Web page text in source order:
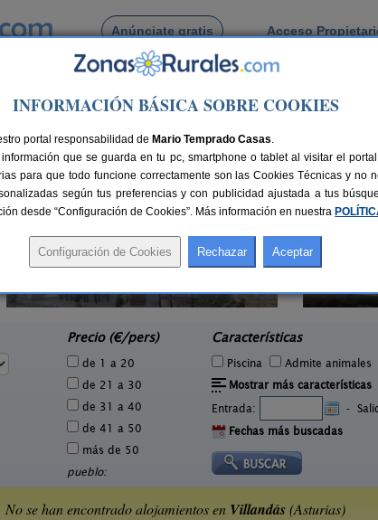
Anúnciate gratis Acceso
Busca por pueblo
El Pajar de Pumarega
Precio (€/pers)
de 1 a 20
de 21 a 30
de 31 a 40
de 41 a 50
más de 50
pueblo:
Características
Piscina Admite animales
Mostrar más características
Entrada:
-
Fechas más buscadas
No se han encontrado alojamientos en Villandás(Asturias)
INFORMACIÓN BÁSICA SOBRE COOKIES
portal responsabilidad de Mario Temprado Casas.
que se guarda en tu pc, smartphone o tablet al visitar el
para que todo funcione correctamente son las Cookies Técnicas y no
según tus preferencias y con publicidad ajustada a tus
desde “Configuración de Cookies”. Más información en nuestra